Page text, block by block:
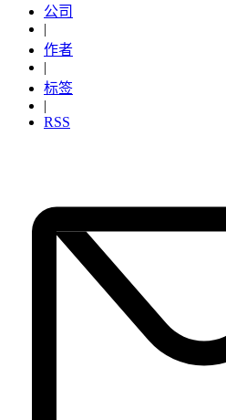
公司
|
作者
|
标签
|
RSS